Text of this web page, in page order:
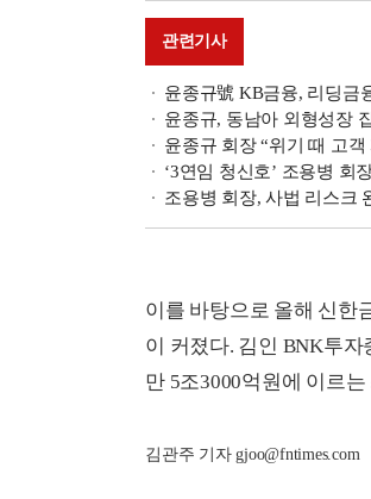
관련기사
윤종규號 KB금융, 리딩금
윤종규, 동남아 외형성장
윤종규 회장 “위기 때 고
‘3연임 청신호’ 조용병 회
조용병 회장, 사법 리스크
이를 바탕으로 올해 신한
이 커졌다. 김인 BNK투
만 5조3000억원에 이르
김관주 기자 gjoo@fntimes.com